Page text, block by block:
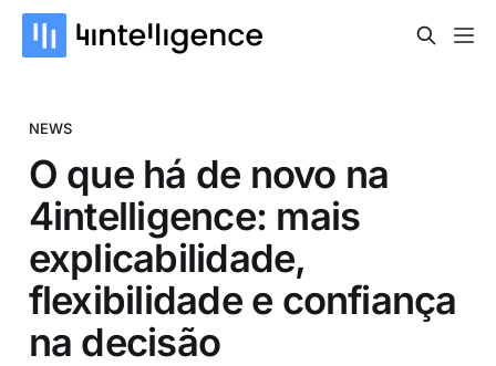
NEWS
O que há de novo na
4intelligence: mais
explicabilidade,
flexibilidade e confiança
na decisão